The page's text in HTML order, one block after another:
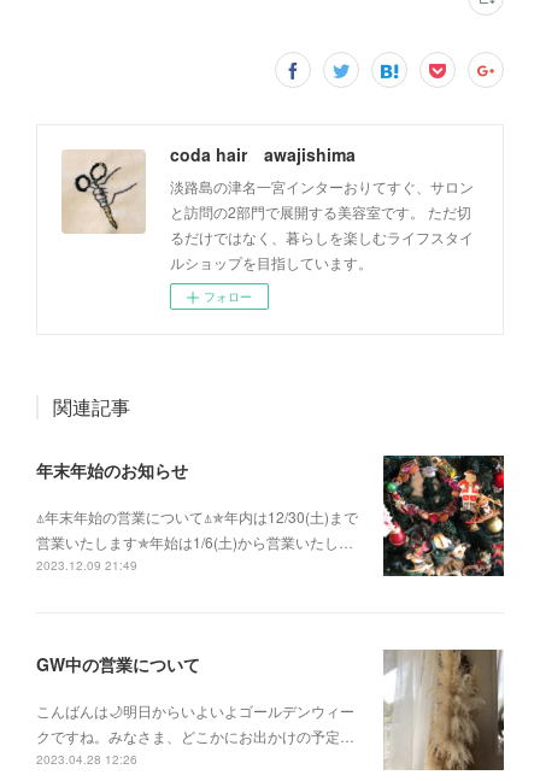
coda hair awajishima
淡路島の津名一宮インターおりてすぐ、サロン
と訪問の2部門で展開する美容室です。 ただ切
るだけではなく、暮らしを楽しむライフスタイ
ルショップを目指しています。
フォロー
関連記事
年末年始のお知らせ
⍋年末年始の営業について⍋✯年内は12/30(土)まで
営業いたします✯年始は1/6(土)から営業いたし…
2023.12.09 21:49
GW中の営業について
こんばんは🌙明日からいよいよゴールデンウィー
クですね。みなさま、どこかにお出かけの予定…
2023.04.28 12:26